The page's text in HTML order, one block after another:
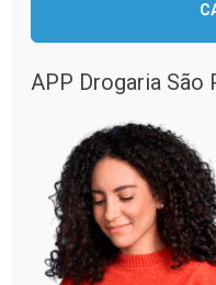
APP Drogaria São